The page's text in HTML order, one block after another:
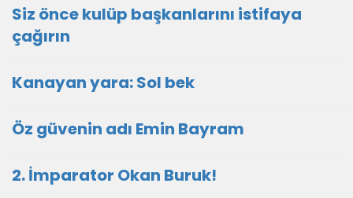
Siz önce kulüp başkanlarını istifaya
çağırın
Kanayan yara: Sol bek
Öz güvenin adı Emin Bayram
2. İmparator Okan Buruk!